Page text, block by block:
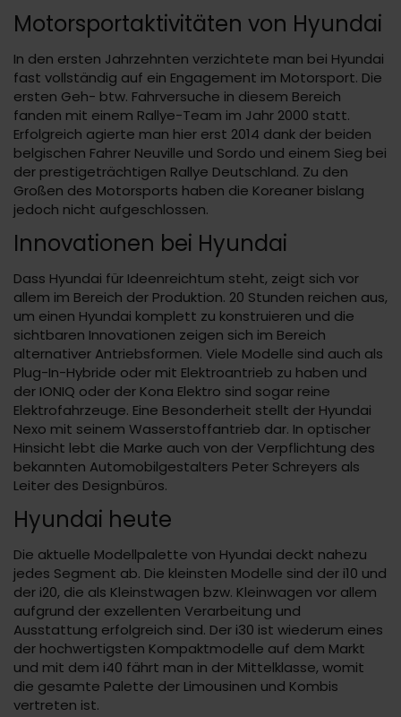
Motorsportaktivitäten von Hyundai
In den ersten Jahrzehnten verzichtete man bei Hyundai
fast vollständig auf ein Engagement im Motorsport. Die
ersten Geh- btw. Fahrversuche in diesem Bereich
fanden mit einem Rallye-Team im Jahr 2000 statt.
Erfolgreich agierte man hier erst 2014 dank der beiden
belgischen Fahrer Neuville und Sordo und einem Sieg bei
der prestigeträchtigen Rallye Deutschland. Zu den
Großen des Motorsports haben die Koreaner bislang
jedoch nicht aufgeschlossen.
Innovationen bei Hyundai
Dass Hyundai für Ideenreichtum steht, zeigt sich vor
allem im Bereich der Produktion. 20 Stunden reichen aus,
um einen Hyundai komplett zu konstruieren und die
sichtbaren Innovationen zeigen sich im Bereich
alternativer Antriebsformen. Viele Modelle sind auch als
Plug-In-Hybride oder mit Elektroantrieb zu haben und
der IONIQ oder der Kona Elektro sind sogar reine
Elektrofahrzeuge. Eine Besonderheit stellt der Hyundai
Nexo mit seinem Wasserstoffantrieb dar. In optischer
Hinsicht lebt die Marke auch von der Verpflichtung des
bekannten Automobilgestalters Peter Schreyers als
Leiter des Designbüros.
Hyundai heute
Die aktuelle Modellpalette von Hyundai deckt nahezu
jedes Segment ab. Die kleinsten Modelle sind der i10 und
der i20, die als Kleinstwagen bzw. Kleinwagen vor allem
aufgrund der exzellenten Verarbeitung und
Ausstattung erfolgreich sind. Der i30 ist wiederum eines
der hochwertigsten Kompaktmodelle auf dem Markt
und mit dem i40 fährt man in der Mittelklasse, womit
die gesamte Palette der Limousinen und Kombis
vertreten ist.